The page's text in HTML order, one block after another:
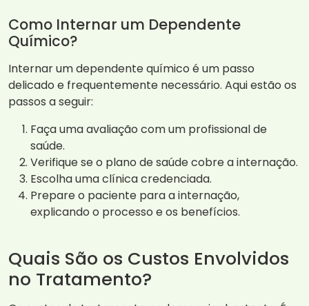
Como Internar um Dependente
Químico?
Internar um dependente químico é um passo
delicado e frequentemente necessário. Aqui estão os
passos a seguir:
Faça uma avaliação com um profissional de
saúde.
Verifique se o plano de saúde cobre a internação.
Escolha uma clínica credenciada.
Prepare o paciente para a internação,
explicando o processo e os benefícios.
Quais São os Custos Envolvidos
no Tratamento?